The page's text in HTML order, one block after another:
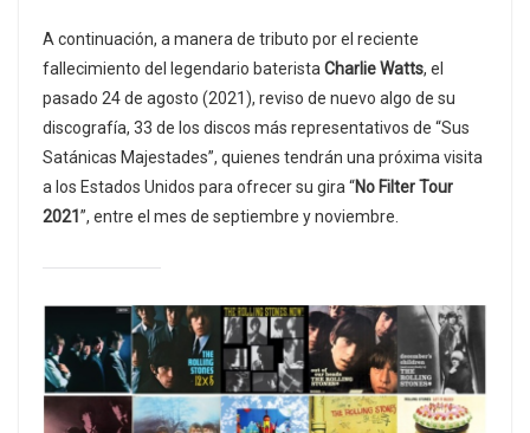
A continuación, a manera de tributo por el reciente
fallecimiento del legendario baterista Charlie Watts, el
pasado 24 de agosto (2021), reviso de nuevo algo de su
discografía, 33 de los discos más representativos de “Sus
Satánicas Majestades”, quienes tendrán una próxima visita
a los Estados Unidos para ofrecer su gira “No Filter Tour
2021 ”, entre el mes de septiembre y noviembre.